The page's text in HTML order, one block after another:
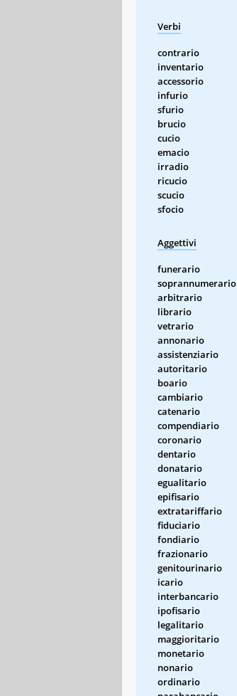
Verbi
contrario
inventario
accessorio
infurio
sfurio
brucio
cucio
emacio
irradio
ricucio
scucio
sfocio
Aggettivi
funerario
soprannumerario
arbitrario
librario
vetrario
annonario
assistenziario
autoritario
boario
cambiario
catenario
compendiario
coronario
dentario
donatario
egualitario
epifisario
extratariffario
fiduciario
fondiario
frazionario
genitourinario
icario
interbancario
ipofisario
legalitario
maggioritario
monetario
nonario
ordinario